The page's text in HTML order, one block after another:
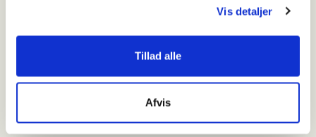
Vis detaljer
Tillad alle
Afvis
jægerstenalderen for rundt regnet 10.000 år siden.
Enden på en lang historie